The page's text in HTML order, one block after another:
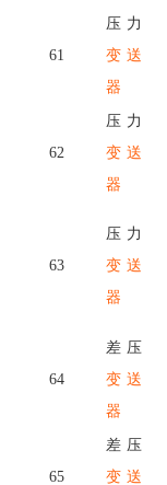
61
压力
变送
器
62
压力
变送
器
63
压力
变送
器
64
差压
变送
器
65
差压
变送